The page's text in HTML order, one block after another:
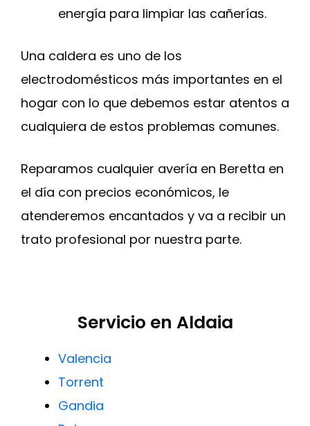
energía para limpiar las cañerías.
Una caldera es uno de los
electrodomésticos más importantes en el
hogar con lo que debemos estar atentos a
cualquiera de estos problemas comunes.
Reparamos cualquier avería en Beretta en
el día con precios económicos, le
atenderemos encantados y va a recibir un
trato profesional por nuestra parte.
Servicio en Aldaia
Valencia
Torrent
Gandia